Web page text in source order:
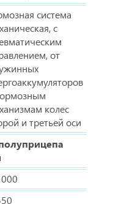
система
с
от
колес
и третьей оси